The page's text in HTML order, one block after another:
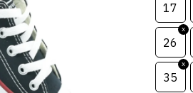
17
26
35